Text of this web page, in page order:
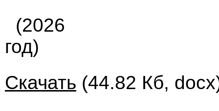
(2026
год)
Скачать (44.82 Кб,